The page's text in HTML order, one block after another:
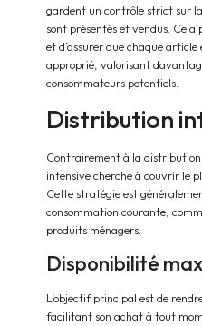
gardent un contrôle strict sur
sont présentés et vendus. Cela
et d’assurer que chaque
approprié, valorisant
consommateurs potentiels.
Distribution
Contrairement à la
intensive cherche à couvrir le
Cette stratégie est
consommation courante,
produits ménagers.
Disponibilité
L’objectif principal est de
facilitant son achat à tout